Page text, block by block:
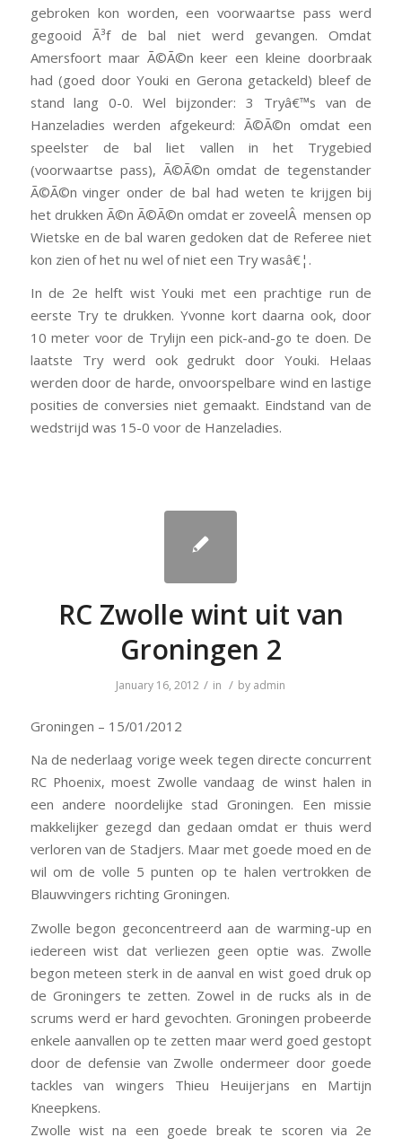
gebroken kon worden, een voorwaartse pass werd
gegooid Ã³f de bal niet werd gevangen. Omdat
Amersfoort maar Ã©Ã©n keer een kleine doorbraak
had (goed door Youki en Gerona getackeld) bleef de
stand lang 0-0. Wel bijzonder: 3 Tryâ€™s van de
Hanzeladies werden afgekeurd: Ã©Ã©n omdat een
speelster de bal liet vallen in het Trygebied
(voorwaartse pass), Ã©Ã©n omdat de tegenstander
Ã©Ã©n vinger onder de bal had weten te krijgen bij
het drukken Ã©n Ã©Ã©n omdat er zoveelÂ mensen op
Wietske en de bal waren gedoken dat de Referee niet
kon zien of het nu wel of niet een Try wasâ€¦.
In de 2e helft wist Youki met een prachtige run de
eerste Try te drukken. Yvonne kort daarna ook, door
10 meter voor de Trylijn een pick-and-go te doen. De
laatste Try werd ook gedrukt door Youki. Helaas
werden door de harde, onvoorspelbare wind en lastige
posities de conversies niet gemaakt. Eindstand van de
wedstrijd was 15-0 voor de Hanzeladies.
RC Zwolle wint uit van
Groningen 2
January 16, 2012 / in / by admin
Groningen – 15/01/2012
Na de nederlaag vorige week tegen directe concurrent
RC Phoenix, moest Zwolle vandaag de winst halen in
een andere noordelijke stad Groningen. Een missie
makkelijker gezegd dan gedaan omdat er thuis werd
verloren van de Stadjers. Maar met goede moed en de
wil om de volle 5 punten op te halen vertrokken de
Blauwvingers richting Groningen.
Zwolle begon geconcentreerd aan de warming-up en
iedereen wist dat verliezen geen optie was. Zwolle
begon meteen sterk in de aanval en wist goed druk op
de Groningers te zetten. Zowel in de rucks als in de
scrums werd er hard gevochten. Groningen probeerde
enkele aanvallen op te zetten maar werd goed gestopt
door de defensie van Zwolle ondermeer door goede
tackles van wingers Thieu Heuijerjans en Martijn
Kneepkens.
Zwolle wist na een goede break te scoren via 2e